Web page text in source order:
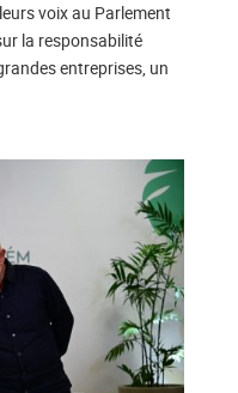
voix au Parlement
la responsabilité
entreprises, un